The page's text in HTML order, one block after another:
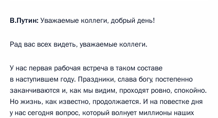
В.Путин: Уважаемые коллеги, добрый день!
Рад вас всех видеть, уважаемые коллеги.
У нас первая рабочая встреча в таком составе
в наступившем году. Праздники, слава богу, постепенно
заканчиваются и, как мы видим, проходят ровно, спокойно.
Но жизнь, как известно, продолжается. И на повестке дня
у нас сегодня вопрос, который волнует миллионы наших